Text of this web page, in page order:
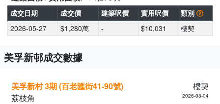
成交日期 成交價 建築呎價 實用呎價
類別
2026-05-27
$1,280萬 - $10,031 樓契
美孚新邨成交數據
美孚新村 3期 (百老匯街41-90號)
樓契
荔枝角
2026-08-04